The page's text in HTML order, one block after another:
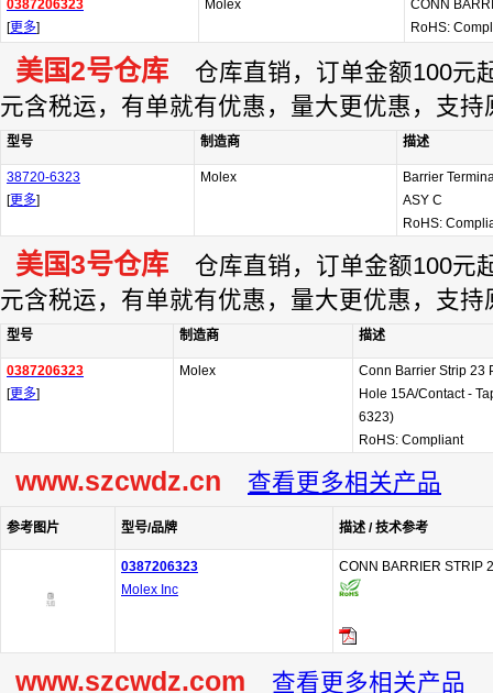
0387206323
[更多]
Molex
CONN
RoHS:
美国2号仓库 仓库直销，订单金额100元
元含税运，有单就有优惠，量大更优惠，支持
型号 制造商 描述
38720-6323
[更多]
Molex
Barrier
ASY C
RoHS:
美国3号仓库 仓库直销，订单金额100元
元含税运，有单就有优惠，量大更优惠，支持
型号 制造商 描述
0387206323
[更多]
Molex
Conn Barrier Strip 23
Hole 15A/Contact -
6323)
RoHS: Compliant
www.szcwdz.cn 查看更多相关产品
参考图片 型号/品牌 描述 / 技术参考
0387206323
Molex Inc
CONN BARRIER STRIP
www.szcwdz.com 查看更多相关产品